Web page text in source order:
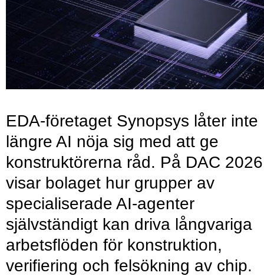
EDA-företaget Synopsys låter inte
längre AI nöja sig med att ge
konstruktörerna råd. På DAC 2026
visar bolaget hur grupper av
specialiserade AI-agenter
självständigt kan driva långvariga
arbetsflöden för konstruktion,
verifiering och felsökning av chip.